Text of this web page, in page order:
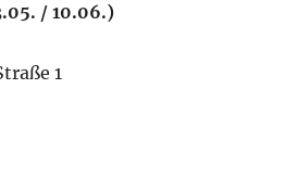
/ 10.06.)
1